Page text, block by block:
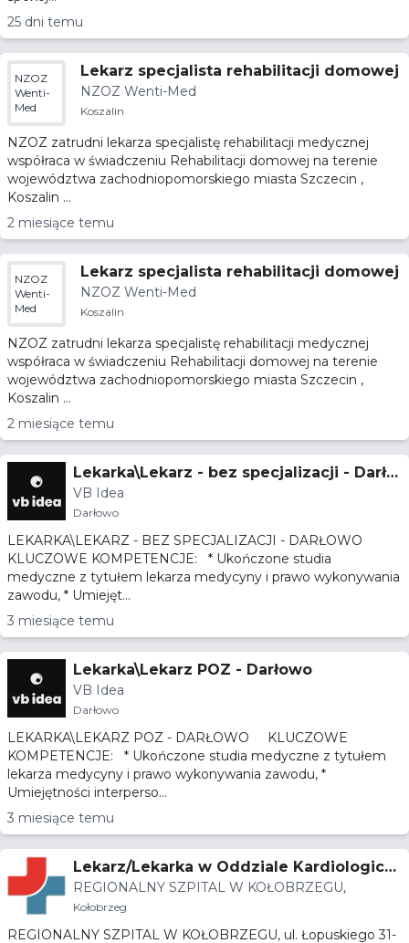
25 dni temu
NZOZ
Wenti-
Med
Lekarz specjalista rehabilitacji domowej
NZOZ Wenti-Med
Koszalin
NZOZ zatrudni lekarza specjalistę rehabilitacji medycznej
współraca w świadczeniu Rehabilitacji domowej na terenie
województwa zachodniopomorskiego miasta Szczecin ,
Koszalin ...
2 miesiące temu
NZOZ
Wenti-
Med
Lekarz specjalista rehabilitacji domowej
NZOZ Wenti-Med
Koszalin
NZOZ zatrudni lekarza specjalistę rehabilitacji medycznej
współraca w świadczeniu Rehabilitacji domowej na terenie
województwa zachodniopomorskiego miasta Szczecin ,
Koszalin ...
2 miesiące temu
Lekarka\Lekarz - bez specjalizacji - Darło
wo
VB Idea
Darłowo
LEKARKA\LEKARZ - BEZ SPECJALIZACJI - DARŁOWO
KLUCZOWE KOMPETENCJE: * Ukończone studia
medyczne z tytułem lekarza medycyny i prawo wykonywania
zawodu, * Umiejęt...
3 miesiące temu
Lekarka\Lekarz POZ - Darłowo
VB Idea
Darłowo
LEKARKA\LEKARZ POZ - DARŁOWO KLUCZOWE
KOMPETENCJE: * Ukończone studia medyczne z tytułem
lekarza medycyny i prawo wykonywania zawodu, *
Umiejętności interperso...
3 miesiące temu
Lekarz/Lekarka w Oddziale Kardiologicz
nym ze specjalizacją w dziedzinie kardio
logii
REGIONALNY SZPITAL W KOŁOBRZEGU,
Kołobrzeg
REGIONALNY SZPITAL W KOŁOBRZEGU, ul. Łopuskiego 31-